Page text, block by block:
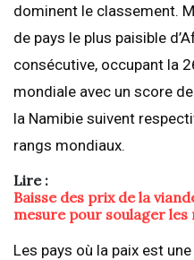
dominent le classement.
de pays le plus paisible
consécutive, occupant la
mondiale avec un score
la Namibie suivent
rangs mondiaux.
Lire :
Baisse des prix de la
mesure pour soulager les
Les pays où la paix est